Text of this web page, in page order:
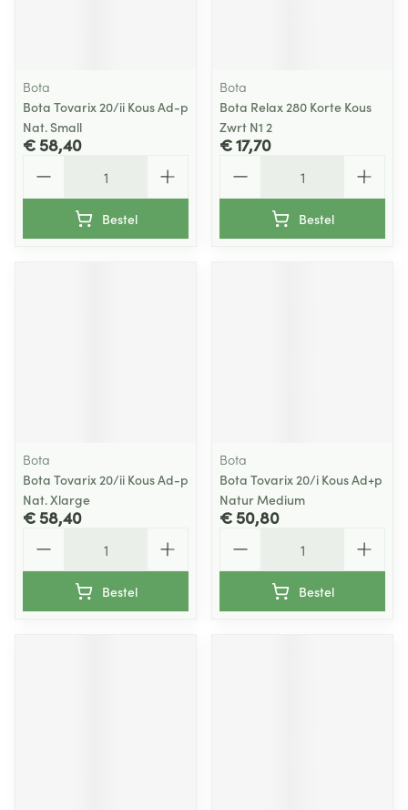
Bota
Bota Tovarix 20/ii Kous Ad-p
Nat. Small
€ 58,40
Bestel
Bota
Bota Relax 280 Korte Kous
Zwrt N1 2
€ 17,70
Bestel
Bota
Bota Tovarix 20/ii Kous Ad-p
Nat. Xlarge
€ 58,40
Bestel
Bota
Bota Tovarix 20/i Kous Ad+p
Natur Medium
€ 50,80
Bestel